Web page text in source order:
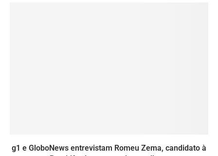
g1 e GloboNews entrevistam Romeu Zema, candidato à